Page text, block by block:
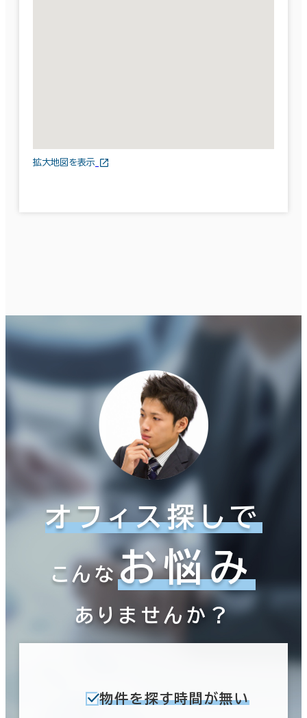
拡大地図を表示
オフィス探しで
こんなお悩み
ありませんか？
物件を探す時間が無い